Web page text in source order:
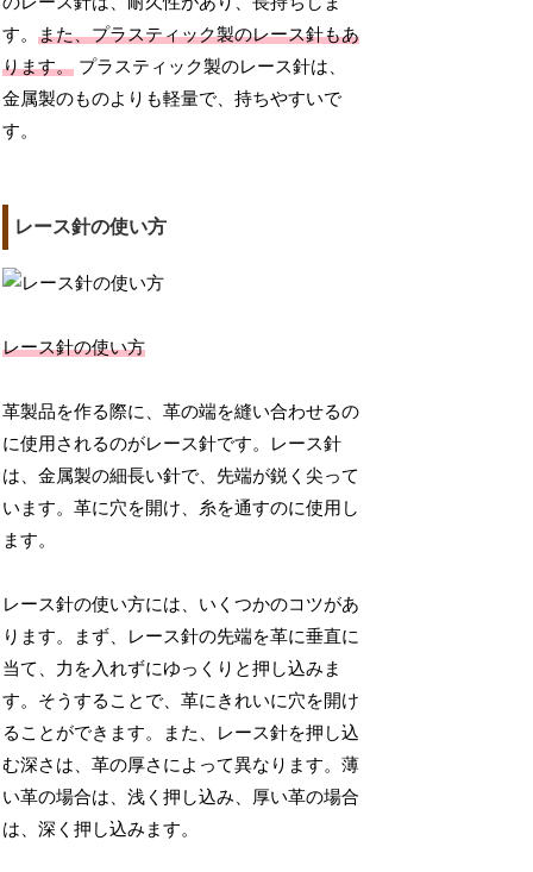
す。また、プラスティック製のレース針もあ
ります。 プラスティック製のレース針は、
金属製のものよりも軽量で、持ちやすいで
す。
レース針の使い方
レース針の使い方
革製品を作る際に、革の端を縫い合わせるの
に使用されるのがレース針です。レース針
は、金属製の細長い針で、先端が鋭く尖って
います。革に穴を開け、糸を通すのに使用し
ます。
レース針の使い方には、いくつかのコツがあ
ります。まず、レース針の先端を革に垂直に
当て、力を入れずにゆっくりと押し込みま
す。そうすることで、革にきれいに穴を開け
ることができます。また、レース針を押し込
む深さは、革の厚さによって異なります。薄
い革の場合は、浅く押し込み、厚い革の場合
は、深く押し込みます。